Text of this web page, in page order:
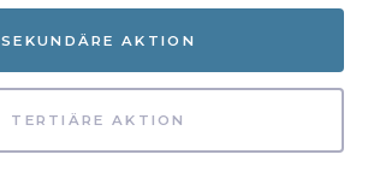
SEKUNDÄRE AKTION
TERTIÄRE AKTION